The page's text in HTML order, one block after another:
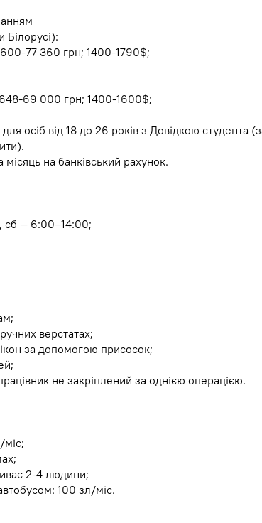
Білорусі):
77 360 грн; 1400-1790$;
69 000 грн; 1400-1600$;
осіб від 18 до 26 років з Довідкою студента
на банківський рахунок.
сб — 6:00–14:00;
верстатах;
за допомогою присосок;
не закріплений за однією операцією.
2-4 людини;
100 зл/міс.